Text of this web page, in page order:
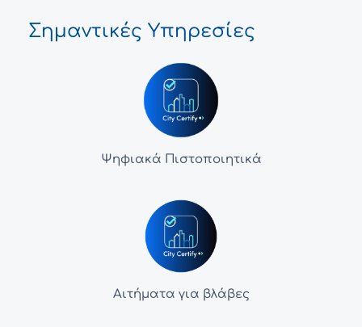
Σημαντικές Υπηρεσίες
Ψηφιακά Πιστοποιητικά
Αιτήματα για βλάβες